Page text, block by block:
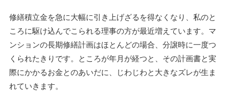
修繕積立金を急に大幅に引き上げざるを得なくなり、私のと
ころに駆け込んでこられる理事の方が最近増えています。マ
ンションの長期修繕計画はほとんどの場合、分譲時に一度つ
くられたきりです。ところが年月が経つと、その計画書と実
際にかかるお金とのあいだに、じわじわと大きなズレが生ま
れていきます。